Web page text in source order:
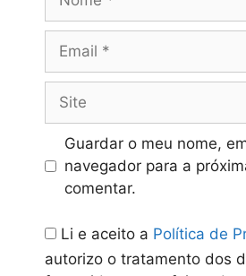
Email
Site
Guardar o meu nome,
navegador para a
comentar.
Li e aceito a Política de
autorizo o tratamento dos